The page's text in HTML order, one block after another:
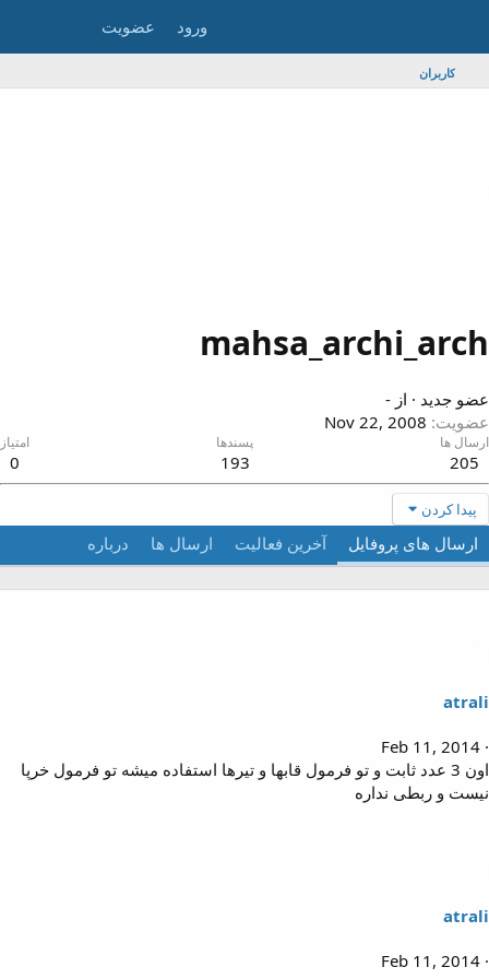
ورود عضویت
کاربران
جدید از
Nov 22, 2008
ها
205
پسندها
193
امتیاز
0
پیدا کردن
ارسال های پروفایل آخرین فعالیت ارسال ها درباره
Feb 11, 2014
اون 3 عدد ثابت و تو فرمول قابها و تیرها استفاده میشه تو فرمول خرپا
و ربطی نداره
Feb 11, 2014